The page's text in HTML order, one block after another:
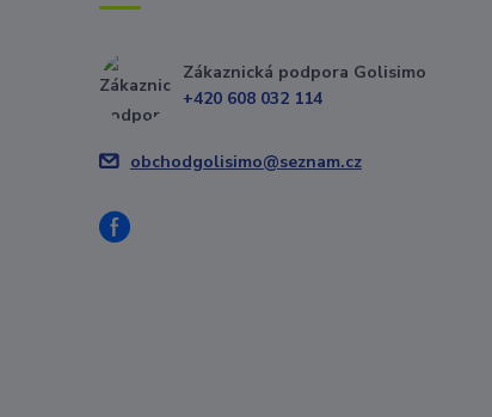
Zákaznická podpora Golisimo
+420 608 032 114
obchodgolisimo@seznam.cz